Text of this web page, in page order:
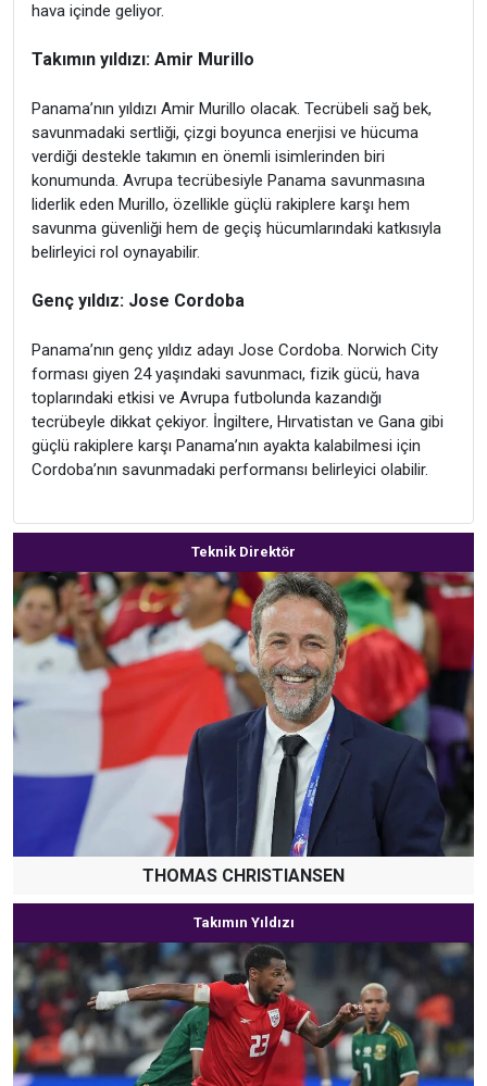
hava içinde geliyor.
Takımın yıldızı: Amir Murillo
Panama’nın yıldızı Amir Murillo olacak. Tecrübeli sağ bek,
savunmadaki sertliği, çizgi boyunca enerjisi ve hücuma
verdiği destekle takımın en önemli isimlerinden biri
konumunda. Avrupa tecrübesiyle Panama savunmasına
liderlik eden Murillo, özellikle güçlü rakiplere karşı hem
savunma güvenliği hem de geçiş hücumlarındaki katkısıyla
belirleyici rol oynayabilir.
Genç yıldız: Jose Cordoba
Panama’nın genç yıldız adayı Jose Cordoba. Norwich City
forması giyen 24 yaşındaki savunmacı, fizik gücü, hava
toplarındaki etkisi ve Avrupa futbolunda kazandığı
tecrübeyle dikkat çekiyor. İngiltere, Hırvatistan ve Gana gibi
güçlü rakiplere karşı Panama’nın ayakta kalabilmesi için
Cordoba’nın savunmadaki performansı belirleyici olabilir.
Teknik Direktör
THOMAS CHRISTIANSEN
Takımın Yıldızı